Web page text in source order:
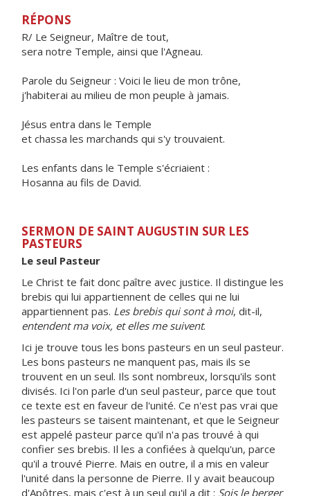
RÉPONS
R/ Le Seigneur, Maître de tout,
sera notre Temple, ainsi que l'Agneau.
Parole du Seigneur : Voici le lieu de mon trône,
j'habiterai au milieu de mon peuple à jamais.
Jésus entra dans le Temple
et chassa les marchands qui s'y trouvaient.
Les enfants dans le Temple s'écriaient :
Hosanna au fils de David.
SERMON DE SAINT AUGUSTIN SUR LES
PASTEURS
Le seul Pasteur
Le Christ te fait donc paître avec justice. Il distingue les
brebis qui lui appartiennent de celles qui ne lui
appartiennent pas. Les brebis qui sont à moi, dit-il,
entendent ma voix, et elles me suivent.
Ici je trouve tous les bons pasteurs en un seul pasteur.
Les bons pasteurs ne manquent pas, mais ils se
trouvent en un seul. Ils sont nombreux, lorsqu'ils sont
divisés. Ici l'on parle d'un seul pasteur, parce que tout
ce texte est en faveur de l'unité. Ce n'est pas vrai que
les pasteurs se taisent maintenant, et que le Seigneur
est appelé pasteur parce qu'il n'a pas trouvé à qui
confier ses brebis. Il les a confiées à quelqu'un, parce
qu'il a trouvé Pierre. Mais en outre, il a mis en valeur
l'unité dans la personne de Pierre. Il y avait beaucoup
d'Apôtres, mais c'est à un seul qu'il a dit : Sois le berger